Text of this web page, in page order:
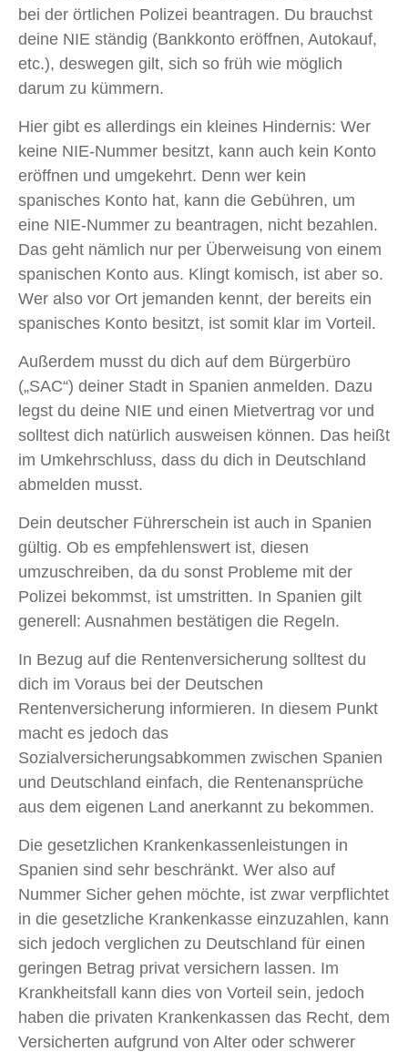
bei der örtlichen Polizei beantragen. Du brauchst
deine NIE ständig (Bankkonto eröffnen, Autokauf,
etc.), deswegen gilt, sich so früh wie möglich
darum zu kümmern.
Hier gibt es allerdings ein kleines Hindernis: Wer
keine NIE-Nummer besitzt, kann auch kein Konto
eröffnen und umgekehrt. Denn wer kein
spanisches Konto hat, kann die Gebühren, um
eine NIE-Nummer zu beantragen, nicht bezahlen.
Das geht nämlich nur per Überweisung von einem
spanischen Konto aus. Klingt komisch, ist aber so.
Wer also vor Ort jemanden kennt, der bereits ein
spanisches Konto besitzt, ist somit klar im Vorteil.
Außerdem musst du dich auf dem Bürgerbüro
(„SAC“) deiner Stadt in Spanien anmelden. Dazu
legst du deine NIE und einen Mietvertrag vor und
solltest dich natürlich ausweisen können. Das heißt
im Umkehrschluss, dass du dich in Deutschland
abmelden musst.
Dein deutscher Führerschein ist auch in Spanien
gültig. Ob es empfehlenswert ist, diesen
umzuschreiben, da du sonst Probleme mit der
Polizei bekommst, ist umstritten. In Spanien gilt
generell: Ausnahmen bestätigen die Regeln.
In Bezug auf die Rentenversicherung solltest du
dich im Voraus bei der Deutschen
Rentenversicherung informieren. In diesem Punkt
macht es jedoch das
Sozialversicherungsabkommen zwischen Spanien
und Deutschland einfach, die Rentenansprüche
aus dem eigenen Land anerkannt zu bekommen.
Die gesetzlichen Krankenkassenleistungen in
Spanien sind sehr beschränkt. Wer also auf
Nummer Sicher gehen möchte, ist zwar verpflichtet
in die gesetzliche Krankenkasse einzuzahlen, kann
sich jedoch verglichen zu Deutschland für einen
geringen Betrag privat versichern lassen. Im
Krankheitsfall kann dies von Vorteil sein, jedoch
haben die privaten Krankenkassen das Recht, dem
Versicherten aufgrund von Alter oder schwerer